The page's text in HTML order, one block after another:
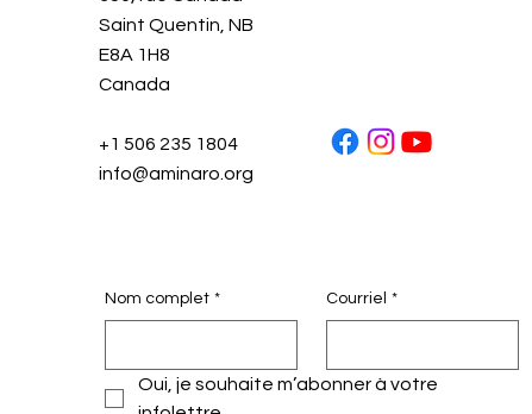
Saint Quentin, NB
E8A 1H8
Canada
+1 506 235 1804
info@aminaro.org
Nom complet * Courriel *
Oui, je souhaite m’abonner à votre